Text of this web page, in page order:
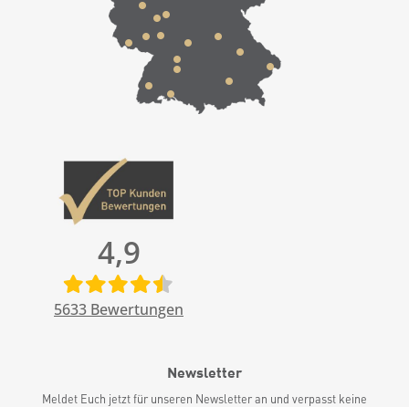
4,9
5633 Bewertungen
Newsletter
Meldet Euch jetzt für unseren Newsletter an und verpasst keine